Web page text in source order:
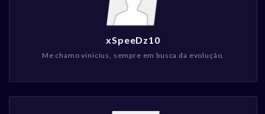
xSpeeDz10
Me chamo vinicius, sempre em busca da evolução.